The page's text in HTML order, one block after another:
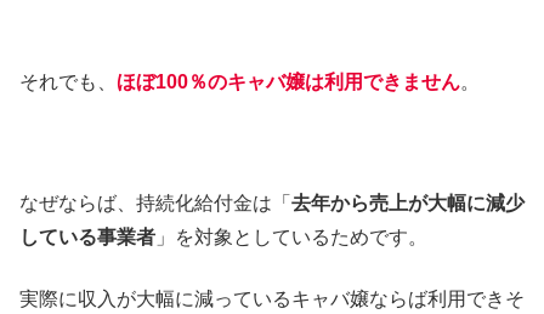
それでも、 ほぼ100％のキャバ嬢は利用できません。
なぜならば、持続化給付金は「 去年から売上が大幅に減少
している事業者 」を対象としているためです。
実際に収入が大幅に減っているキャバ嬢ならば利用できそ